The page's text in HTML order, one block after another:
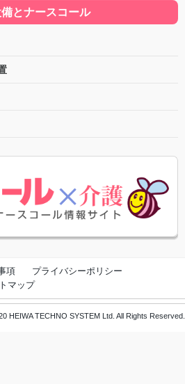
とナースコール
項
プライバシーポリシー
マップ
HEIWA TECHNO SYSTEM Ltd. All Rights Reserved.